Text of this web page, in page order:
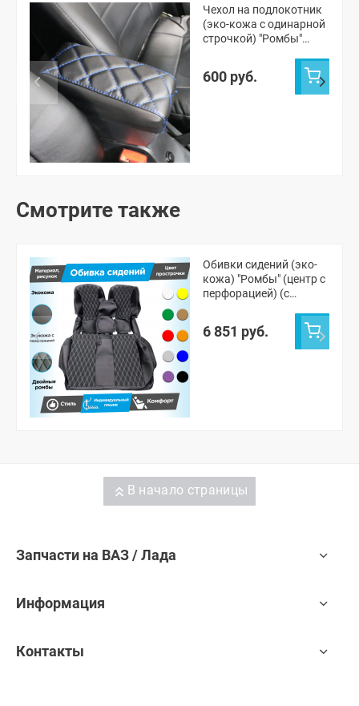
Чехол на подлокотник
(эко-кожа с одинарной
строчкой) "Ромбы"
600 руб.
Смотрите также
Обивки сидений (эко-
кожа) "Ромбы" (центр с
перфорацией) (с
6 851 руб.
В начало страницы
Запчасти на ВАЗ / Лада
Информация
Контакты